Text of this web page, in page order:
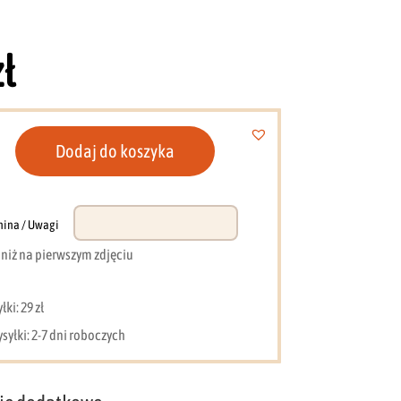
Dodaj do koszyka
/ Uwagi
na pierwszym zdjęciu
29 zł
2-7 dni roboczych